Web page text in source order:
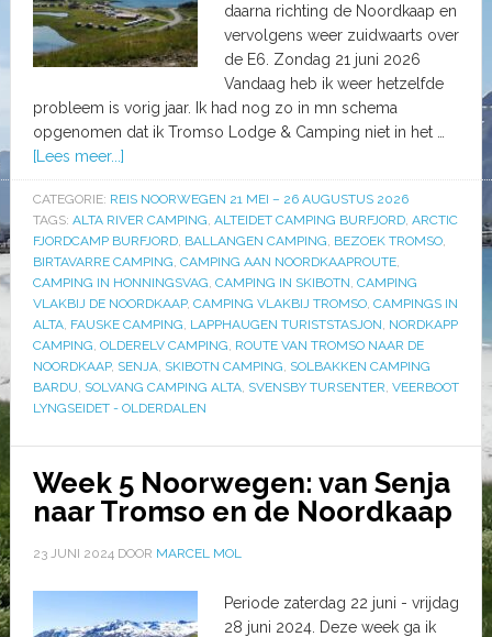
daarna richting de Noordkaap en
vervolgens weer zuidwaarts over
de E6. Zondag 21 juni 2026
Vandaag heb ik weer hetzelfde
probleem is vorig jaar. Ik had nog zo in mn schema
opgenomen dat ik Tromso Lodge & Camping niet in het …
[Lees meer...]
CATEGORIE: REIS NOORWEGEN 21 MEI – 26 AUGUSTUS 2026
TAGS: ALTA RIVER CAMPING, ALTEIDET CAMPING BURFJORD, ARCTIC
FJORDCAMP BURFJORD, BALLANGEN CAMPING, BEZOEK TROMSO,
BIRTAVARRE CAMPING, CAMPING AAN NOORDKAAPROUTE,
CAMPING IN HONNINGSVAG, CAMPING IN SKIBOTN, CAMPING
VLAKBIJ DE NOORDKAAP, CAMPING VLAKBIJ TROMSO, CAMPINGS IN
ALTA, FAUSKE CAMPING, LAPPHAUGEN TURISTSTASJON, NORDKAPP
CAMPING, OLDERELV CAMPING, ROUTE VAN TROMSO NAAR DE
NOORDKAAP, SENJA, SKIBOTN CAMPING, SOLBAKKEN CAMPING
BARDU, SOLVANG CAMPING ALTA, SVENSBY TURSENTER, VEERBOOT
LYNGSEIDET - OLDERDALEN
Week 5 Noorwegen: van Senja
naar Tromso en de Noordkaap
23 JUNI 2024DOOR MARCEL MOL
Periode zaterdag 22 juni - vrijdag
28 juni 2024. Deze week ga ik